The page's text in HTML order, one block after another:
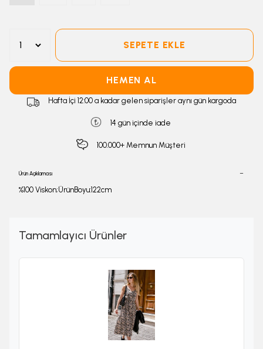
SEPETE EKLE
HEMEN AL
Hafta İçi 12:00 a kadar gelen siparişler aynı gün kargoda
14 gün içinde iade
100.000+ Memnun Müşteri
Ürün Açıklaması
%100 Viskon;ÜrünBoyu:122cm
Tamamlayıcı Ürünler